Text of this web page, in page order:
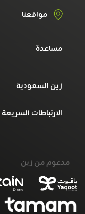
مواقعنا
مساعدة
زين السعودية
الارتباطات السريعة
مدعوم من زين